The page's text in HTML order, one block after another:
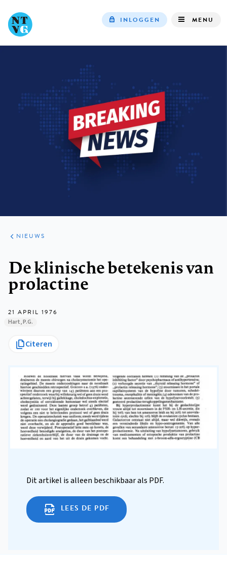
INLOGGEN MENU
ARTIKELEN
HET
KORT
NIEUWS
De klinische betekenis van
prolactine
21 APRIL 1976
Hart, P.G.
Citeren
Dit artikel is alleen beschikbaar als PDF.
LEES DE PDF